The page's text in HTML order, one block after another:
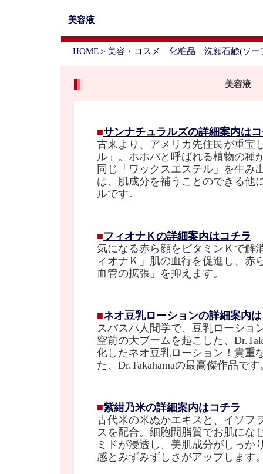
美容液
HOME＞ 美容・コスメ 化粧品 洗顔石鹸(ソー
美容液
■サンナチュラルズの詳細案内は
古来より、アメリカ先住民が重宝
ル」。ホホバと呼ばれる植物の種
同じ「ワックスエステル」を生み
は、肌成分を補うことのできる他
ルです。
■フィオナＫの詳細案内はコチラ
気になる赤ら顔をビタミンＫで解
ィオナＫ」肌の血行を促進し、赤
血管の拡張」を抑えます。
■ネオ豆乳ローションの詳細案内
スパスパ人間学で、豆乳ローショ
空前の大ブームを起こした、
化したネオ豆乳ローション！貴重
た、Dr.Takahamaの最高傑作品です
■紫紺乃米の詳細案内はコチラ
古代米の米ぬかエキスと、イソフ
スを配合。細胞間脂質でお肌にな
ミドが浸透し、美肌成分がしっか
感とみずみずしさがアップします